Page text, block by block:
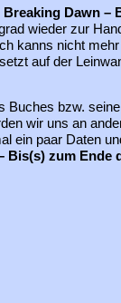
Breaking Dawn –
wieder zur
kanns nicht
auf der
Buches bzw.
wir uns an
ein paar Daten
Bis(s) zum Ende